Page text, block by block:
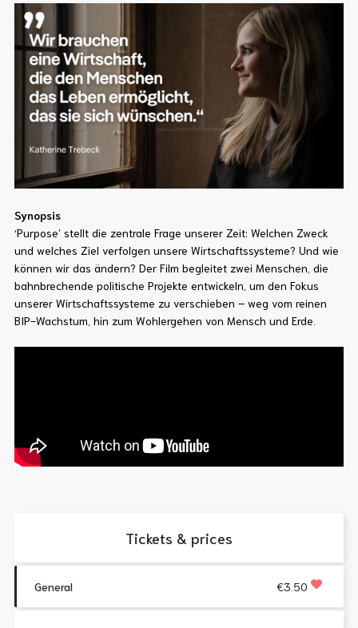
Synopsis
‘Purpose’ stellt die zentrale Frage unserer Zeit: Welchen Zweck
und welches Ziel verfolgen unsere Wirtschaftssysteme? Und wie
können wir das ändern? Der Film begleitet zwei Menschen, die
bahnbrechende politische Projekte entwickeln, um den Fokus
unserer Wirtschaftssysteme zu verschieben – weg vom reinen
BIP-Wachstum, hin zum Wohlergehen von Mensch und Erde.
Tickets & prices
General €3.50